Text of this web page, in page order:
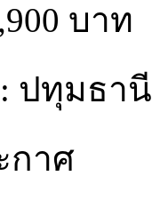
บาท
ปทุมธานี
กาศ